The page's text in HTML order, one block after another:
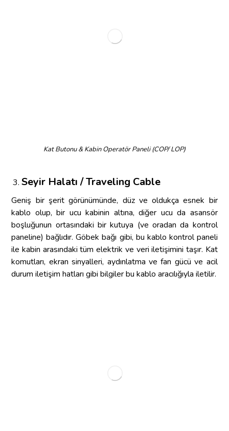
Kat Butonu & Kabin Operatör Paneli (COP/ LOP)
Seyir Halatı / Traveling Cable
Geniş bir şerit görünümünde, düz ve oldukça esnek bir
kablo olup, bir ucu kabinin altına, diğer ucu da asansör
boşluğunun ortasındaki bir kutuya (ve oradan da kontrol
paneline) bağlıdır. Göbek bağı gibi, bu kablo kontrol paneli
ile kabin arasındaki tüm elektrik ve veri iletişimini taşır. Kat
komutları, ekran sinyalleri, aydınlatma ve fan gücü ve acil
durum iletişim hatları gibi bilgiler bu kablo aracılığıyla iletilir.